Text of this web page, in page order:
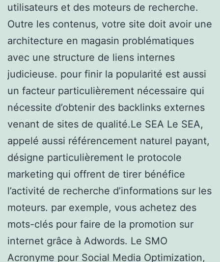
utilisateurs et des moteurs de recherche.
Outre les contenus, votre site doit avoir une
architecture en magasin problématiques
avec une structure de liens internes
judicieuse. pour finir la popularité est aussi
un facteur particulièrement nécessaire qui
nécessite d’obtenir des backlinks externes
venant de sites de qualité.Le SEA Le SEA,
appelé aussi référencement naturel payant,
désigne particulièrement le protocole
marketing qui offrent de tirer bénéfice
l’activité de recherche d’informations sur les
moteurs. par exemple, vous achetez des
mots-clés pour faire de la promotion sur
internet grâce à Adwords. Le SMO
Acronyme pour Social Media Optimization,